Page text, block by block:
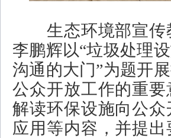
生态环境部宣传
李鹏辉以“垃圾处理
沟通的大门”为题开
公众开放工作的重
解读环保设施向公
应用等内容，并提